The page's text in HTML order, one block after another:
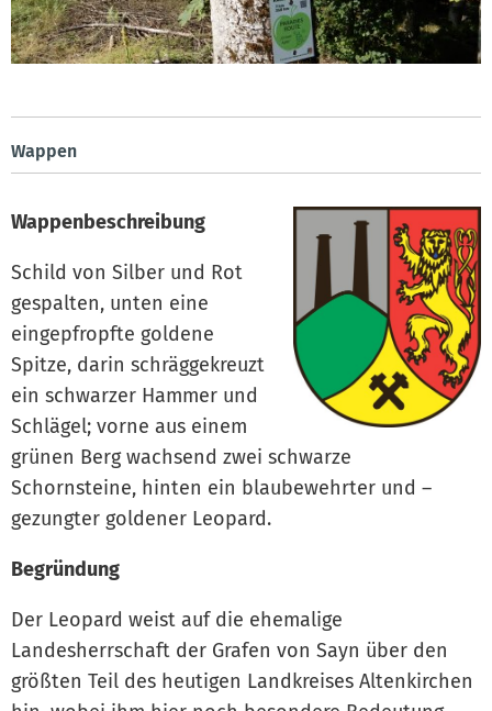
Wappen
Wappenbeschreibung
Schild von Silber und Rot
gespalten, unten eine
eingepfropfte goldene
Spitze, darin schräggekreuzt
ein schwarzer Hammer und
Schlägel; vorne aus einem
grünen Berg wachsend zwei schwarze
Schornsteine, hinten ein blaubewehrter und –
gezungter goldener Leopard.
Begründung
Der Leopard weist auf die ehemalige
Landesherrschaft der Grafen von Sayn über den
größten Teil des heutigen Landkreises Altenkirchen